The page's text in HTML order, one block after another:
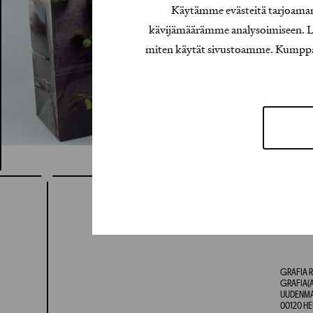
Käytämme evästeitä
kävijämäärämme analysoimiseen.
miten käytät sivustoamme.
GRAFIA
00120